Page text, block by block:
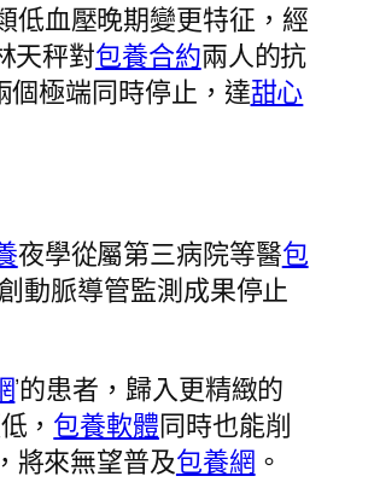
低血壓晚期變更特征，經
天秤對包養合約兩人的抗
個極端同時停止，達甜心
夜學從屬第三病院等醫包
動脈導管監測成果停止
’的患者，歸入更精緻的
， 包養軟體同時也能削
將來無望普及包養網 。